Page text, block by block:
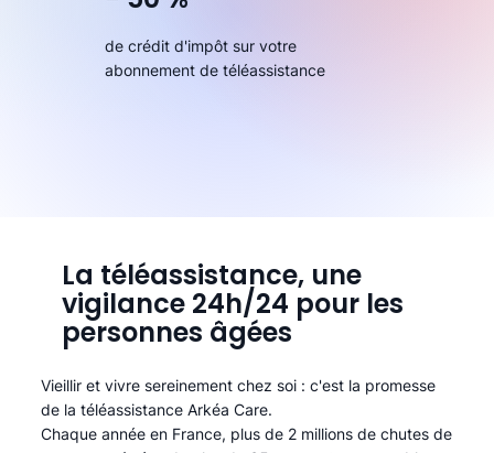
de crédit d'impôt sur votre
abonnement de téléassistance
La téléassistance, une
vigilance 24h/24 pour les
personnes âgées
Vieillir et vivre sereinement chez soi : c'est la promesse
de la téléassistance Arkéa Care.
Chaque année en France, plus de 2 millions de chutes de